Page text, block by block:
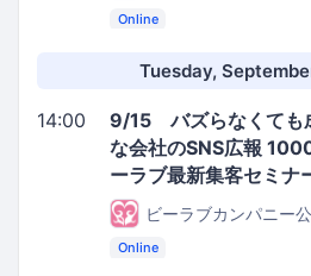
Online
Tuesday,
14:00
9/15 バズらなくても
な会社のSNS広報
ーラブ最新集客セミナ
ビーラブカンパニー
Online